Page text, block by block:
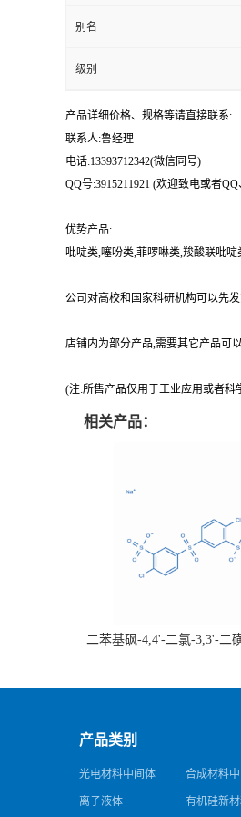
别名
级别
产品详细价格、规格等请直接联系:
联系人:鲁经理
电话:13393712342(微信同号)
QQ号:3915211921 (欢迎致电或者
优势产品:
吡啶类,噻吩类,菲啰啉类,羧酸联吡
公司对高校和国家科研机构可以先
店铺内为部分产品,需要其它产品可
(注:所售产品仅用于工业应用或者
相关产品：
二苯基砜-4,4'-二氯-3,3'-二
产品类别
光电材料中间体 合成材料
离子液体 有机硅新